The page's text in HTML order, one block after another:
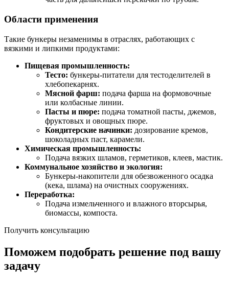
Области применения
Такие бункеры незаменимы в отраслях, работающих с
вязкими и липкими продуктами:
Пищевая промышленность:
Тесто: бункеры-питатели для тестоделителей в
хлебопекарнях.
Мясной фарш: подача фарша на формовочные
или колбасные линии.
Пасты и пюре: подача томатной пасты, джемов,
фруктовых и овощных пюре.
Кондитерские начинки: дозирование кремов,
шоколадных паст, карамели.
Химическая промышленность:
Подача вязких шламов, герметиков, клеев, мастик.
Коммунальное хозяйство и экология:
Бункеры-накопители для обезвоженного осадка
(кека, шлама) на очистных сооружениях.
Переработка:
Подача измельченного и влажного вторсырья,
биомассы, компоста.
Получить консультацию
Поможем подобрать решение под вашу
задачу